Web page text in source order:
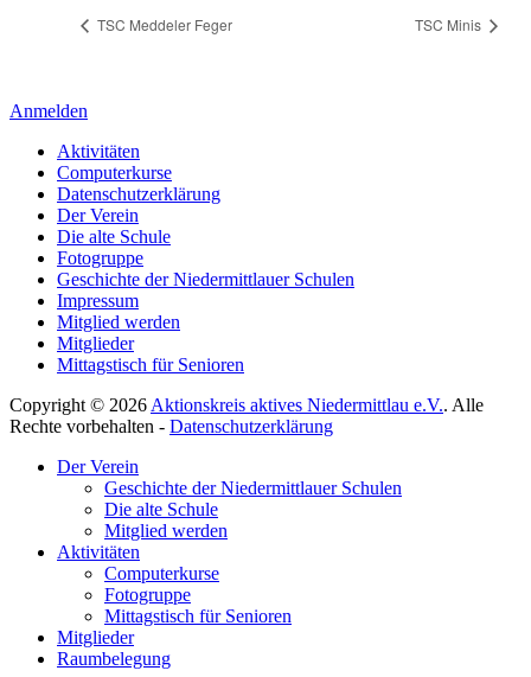
TSC Meddeler Feger TSC Minis
Anmelden
Aktivitäten
Computerkurse
Datenschutzerklärung
Der Verein
Die alte Schule
Fotogruppe
Geschichte der Niedermittlauer Schulen
Impressum
Mitglied werden
Mitglieder
Mittagstisch für Senioren
Copyright © 2026 Aktionskreis aktives Niedermittlau e.V.. Alle
Rechte vorbehalten - Datenschutzerklärung
scrollenDer Verein
Geschichte der Niedermittlauer Schulen
Die alte Schule
Mitglied werden
Aktivitäten
Computerkurse
Fotogruppe
Mittagstisch für Senioren
Mitglieder
Raumbelegung